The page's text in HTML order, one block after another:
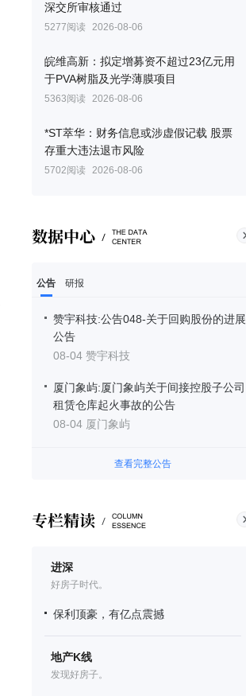
深交所审核通过
5277阅读 2026-08-06
皖维高新：拟定增募资不超过23亿元用
于PVA树脂及光学薄膜项目
5363阅读 2026-08-06
*ST萃华：财务信息或涉虚假记载 股票
存重大违法退市风险
5702阅读 2026-08-06
公告 研报
赞宇科技:公告048-关于回购股份的进展
公告
08-04 赞宇科技
厦门象屿:厦门象屿关于间接控股子公司
租赁仓库起火事故的公告
08-04 厦门象屿
查看完整公告
进深
好房子时代。
保利顶豪，有亿点震撼
地产K线
发现好房子。